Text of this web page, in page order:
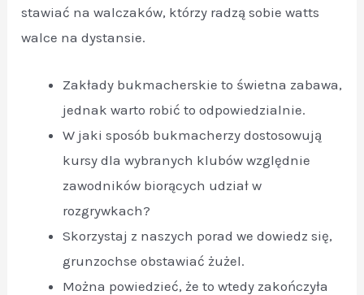
stawiać na walczaków, którzy radzą sobie watts
walce na dystansie.
Zakłady bukmacherskie to świetna zabawa,
jednak warto robić to odpowiedzialnie.
W jaki sposób bukmacherzy dostosowują
kursy dla wybranych klubów względnie
zawodników biorących udział w
rozgrywkach?
Skorzystaj z naszych porad we dowiedz się,
grunzochse obstawiać żużel.
Można powiedzieć, że to wtedy zakończyła